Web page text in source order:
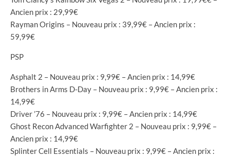
Ancien prix : 29,99€
Rayman Origins – Nouveau prix : 39,99€ – Ancien prix :
59,99€
PSP
Asphalt 2 – Nouveau prix : 9,99€ – Ancien prix : 14,99€
Brothers in Arms D-Day – Nouveau prix : 9,99€ – Ancien prix :
14,99€
Driver ’76 – Nouveau prix : 9,99€ – Ancien prix : 14,99€
Ghost Recon Advanced Warfighter 2 – Nouveau prix : 9,99€ –
Ancien prix : 14,99€
Splinter Cell Essentials – Nouveau prix : 9,99€ – Ancien prix :